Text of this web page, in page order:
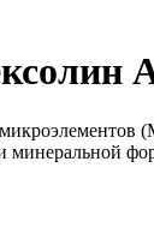
минеральной